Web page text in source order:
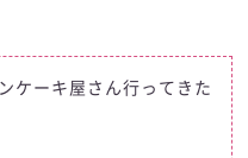
ケーキ屋さん行ってきた